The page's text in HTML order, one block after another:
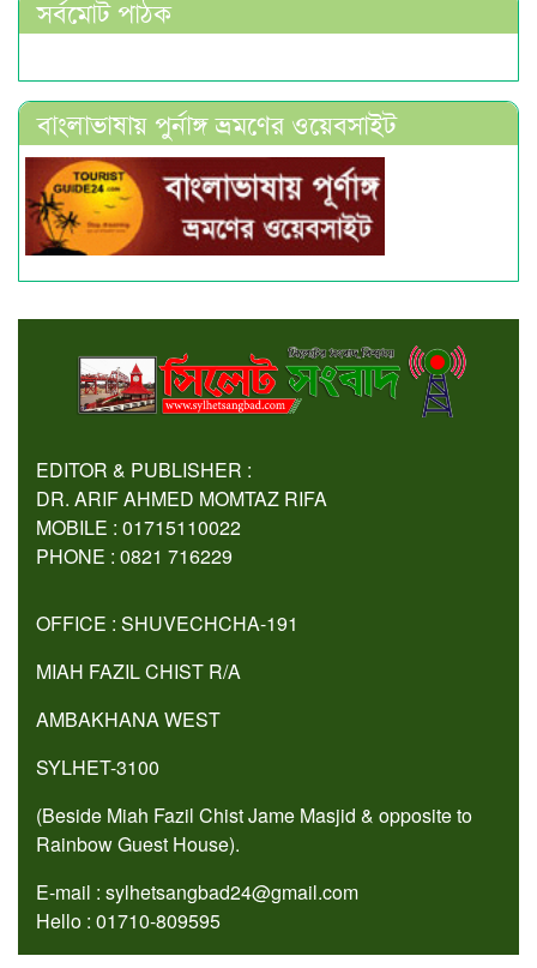
সর্বমোট পাঠক
বাংলাভাষায় পুর্নাঙ্গ ভ্রমণের ওয়েবসাইট
EDITOR & PUBLISHER :
DR. ARIF AHMED MOMTAZ RIFA
MOBILE : 01715110022
PHONE : 0821 716229
OFFICE : SHUVECHCHA-191
MIAH FAZIL CHIST R/A
AMBAKHANA WEST
SYLHET-3100
(Beside Miah Fazil Chist Jame Masjid & opposite to
Rainbow Guest House).
E-mail : sylhetsangbad24@gmail.com
Hello : 01710-809595